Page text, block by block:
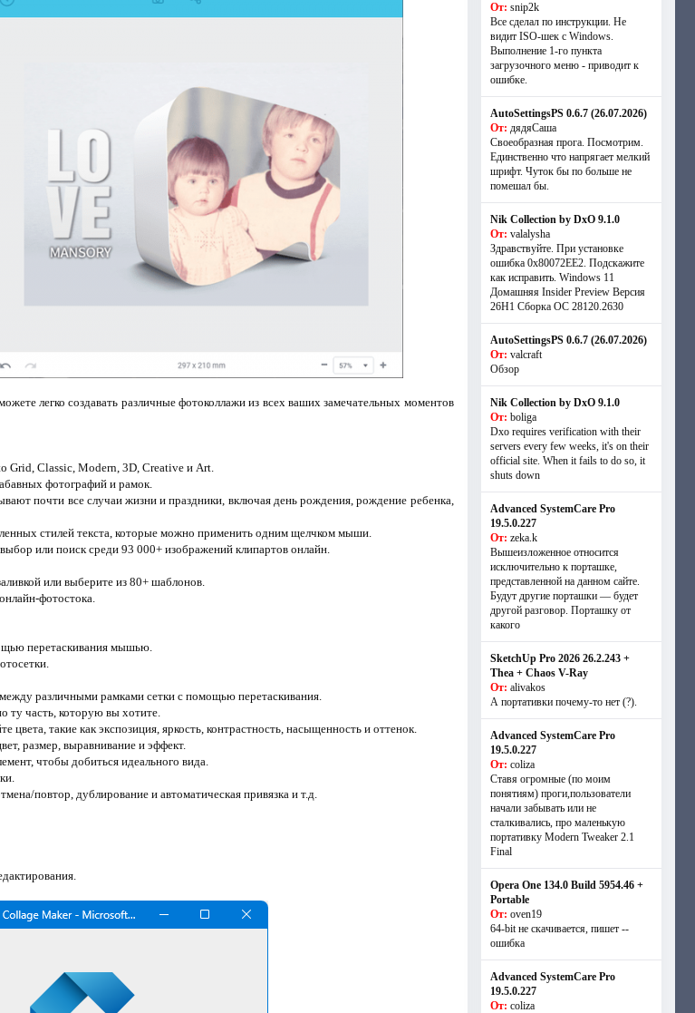
легко создавать различные фотоколлажи из всех ваших замечательных моментов
Grid, Classic, Modern, 3D, Creative и Art.
фотографий и рамок.
почти все случаи жизни и праздники, включая день рождения, рождение ребенка,
стилей текста, которые можно применить одним щелчком мыши.
или поиск среди 93 000+ изображений клипартов онлайн.
или выберите из 80+ шаблонов.
фотостока.
перетаскивания мышью.
различными рамками сетки с помощью перетаскивания.
часть, которую вы хотите.
такие как экспозиция, яркость, контрастность, насыщенность и оттенок.
размер, выравнивание и эффект.
чтобы добиться идеального вида.
повтор, дублирование и автоматическая привязка и т.д.
От: snip2k
Все сделал по инструкции. Не
видит ISO-шек с Windows.
Выполнение 1-го пункта
загрузочного меню - приводит к
ошибке.
AutoSettingsPS 0.6.7 (26.07.2026)
От: дядяСаша
Своеобразная прога. Посмотрим.
Единственно что напрягает мелкий
шрифт. Чуток бы по больше не
помешал бы.
Nik Collection by DxO 9.1.0
От: valalysha
Здравствуйте. При установке
ошибка 0х80072EE2. Подскажите
как исправить. Windows 11
Домашняя Insider Preview Версия
26H1 Сборка ОС 28120.2630
AutoSettingsPS 0.6.7 (26.07.2026)
От: valcraft
Обзор
Nik Collection by DxO 9.1.0
От: boliga
Dxo requires verification with their
servers every few weeks, it's on their
official site. When it fails to do so, it
shuts down
Advanced SystemCare Pro
19.5.0.227
От: zeka.k
Вышеизложенное относится
исключительно к порташке,
представленной на данном сайте.
Будут другие порташки — будет
другой разговор. Порташку от
какого
SketchUp Pro 2026 26.2.243 +
Thea + Chaos V-Ray
От: alivakos
А портативки почему-то нет (?).
Advanced SystemCare Pro
19.5.0.227
От: coliza
Ставя огромные (по моим
понятиям) проги,пользователи
начали забывать или не
сталкивались, про маленькую
портативку Modern Tweaker 2.1
Final
Opera One 134.0 Build 5954.46 +
Portable
От: oven19
64-bit не скачивается, пишет --
ошибка
Advanced SystemCare Pro
19.5.0.227
От: coliza